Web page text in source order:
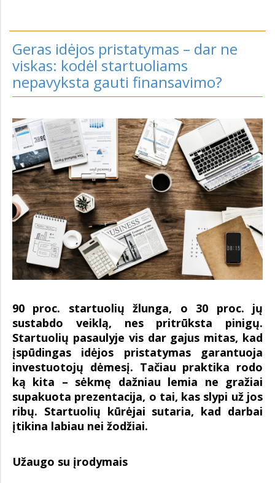
Geras idėjos pristatymas – dar ne
viskas: kodėl startuoliams
nepavyksta gauti finansavimo?
90 proc. startuolių žlunga, o 30 proc. jų
sustabdo veiklą, nes pritrūksta pinigų.
Startuolių pasaulyje vis dar gajus mitas, kad
įspūdingas idėjos pristatymas garantuoja
investuotojų dėmesį. Tačiau praktika rodo
ką kita – sėkmę dažniau lemia ne gražiai
supakuota prezentacija, o tai, kas slypi už jos
ribų. Startuolių kūrėjai sutaria, kad darbai
įtikina labiau nei žodžiai.
Užaugo su įrodymais